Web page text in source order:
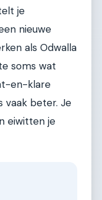
je
nieuwe
als Odwalla
soms wat
en-klare
vaak beter. Je
eiwitten je